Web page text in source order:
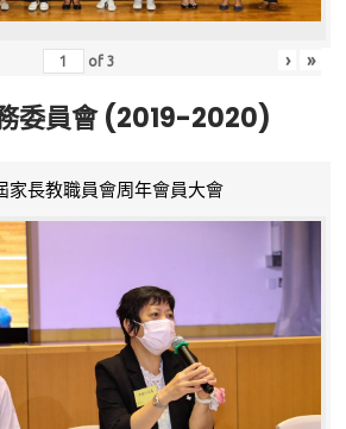
of3 › »
委員會 (2019-2020)
家長教職員會周年會員大會